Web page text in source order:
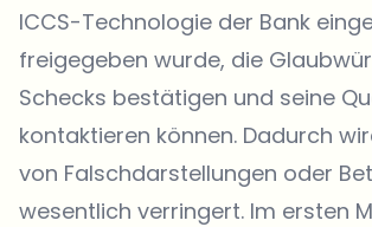
ICCS-Technologie der Bank
freigegeben wurde, die
Schecks bestätigen und seine
kontaktieren können. Dadurch
von Falschdarstellungen oder
wesentlich verringert. Im ersten